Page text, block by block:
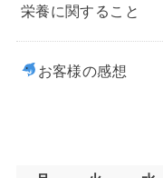
栄養に関すること
お客様の感想